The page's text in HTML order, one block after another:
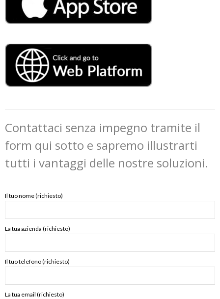
Contattaci senza impegno tramite il
form qui sotto e sapremo illustrarti
tutti i vantaggi delle nostre soluzioni.
Il tuo nome (richiesto)
La tua azienda (richiesto)
Il tuo telefono (richiesto)
La tua email (richiesto)